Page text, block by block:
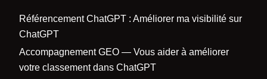
Référencement ChatGPT : Améliorer ma visibilité sur
ChatGPT
Accompagnement GEO — Vous aider à améliorer
votre classement dans ChatGPT